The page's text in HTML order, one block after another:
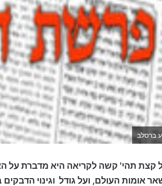
ברסלב
תהי' קשה לקריאה היא מדברת על
אומות העולם, ועל גודל וגינוי